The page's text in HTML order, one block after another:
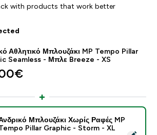
with products that work better
Αθλητικό Μπλουζάκι MP Tempo Pillar
Seamless - Μπλε Breeze - XS
Μπλουζάκι Χωρίς Ραφές MP
Pillar Graphic - Storm - XL